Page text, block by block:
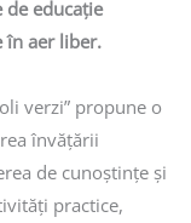
educație
în aer liber.
verzi” propune o
învățării
de cunoștințe și
practice,